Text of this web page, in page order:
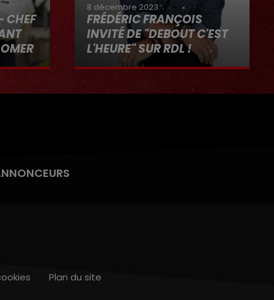
CHEF
ET
8 décembre 2023
FRÉDÉRIC FRANÇOIS
INVITÉ DE "DEBOUT C'EST
L'HEURE" SUR RDL !
8 décembre 2023
Plan du site